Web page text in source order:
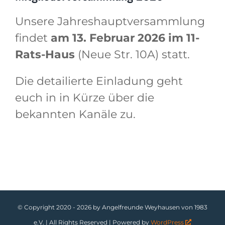
Unsere Jahreshauptversammlung
findet am 13. Februar 2026 im 11-
Rats-Haus (Neue Str. 10A) statt.
Die detailierte Einladung geht
euch in in Kürze über die
bekannten Kanäle zu.
© Copyright 2020 - 2026 by Angelfreunde Weyhausen von 1983
e.V. | All Rights Reserved | Powered by WordPress